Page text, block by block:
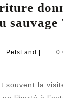
sauvage
PetsLand 0
souvent la